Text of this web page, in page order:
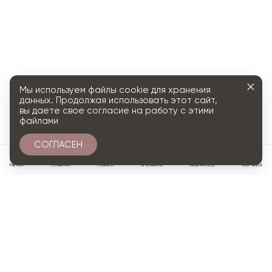
МЕНЮ ГЛАВНАЯ ПОИСК ПРОФИЛЬ ИЗБРАННОЕ КОРЗИНА
Мы используем файлы cookie для хранения
данных. Продолжая использовать этот сайт,
вы даете свое согласие на работу с этими
файлами
СОГЛАСЕН